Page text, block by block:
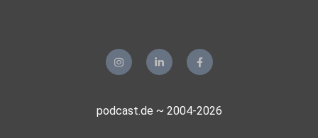
podcast.de ~ 2004-2026